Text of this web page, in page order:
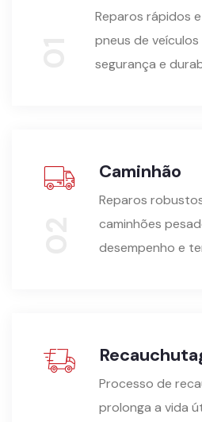
Reparos rápidos
pneus de
segurança e
Caminhão
Reparos
caminhões
desempenho e
Processo de
prolonga a vida